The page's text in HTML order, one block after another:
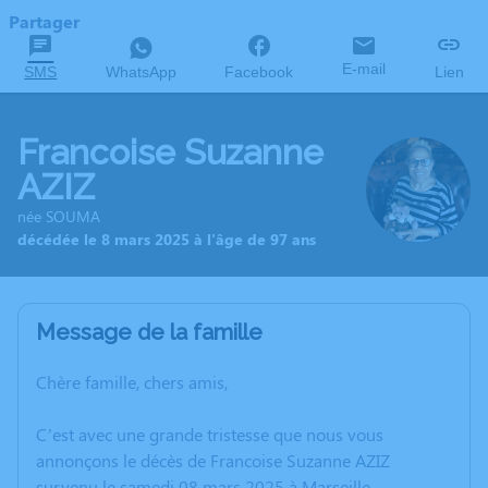
Partager
SMS WhatsApp Facebook E-mail Lien
Francoise Suzanne
AZIZ
née SOUMA
décédée le 8 mars 2025 à l'âge de 97 ans
Message de la famille
Chère famille, chers amis,
C’est avec une grande tristesse que nous vous
annonçons le décès de Francoise Suzanne AZIZ